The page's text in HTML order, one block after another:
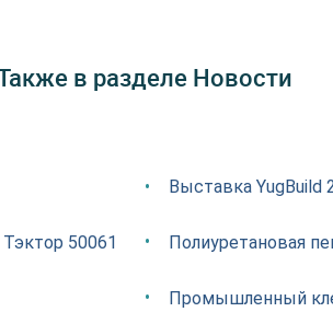
в разделе Новости
Выставка YugBuild
50061 Полиуретановая
Промышленный